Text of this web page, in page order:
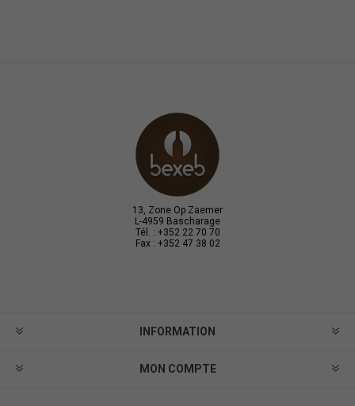
13, Zone Op Zaemer
L-4959 Bascharage
Tél. : +352 22 70 70
Fax : +352 47 38 02
INFORMATION
MON COMPTE